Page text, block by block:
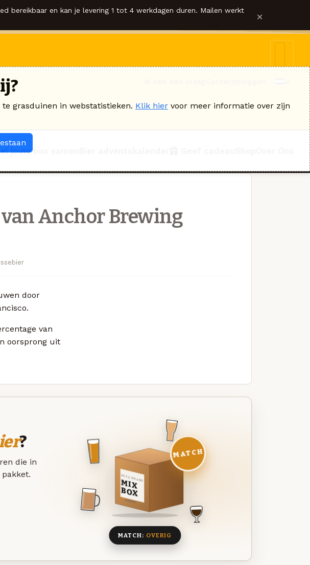
bereikbaar en kan je levering 1 tot 4 werkdagen duren. Mailen werkt ×
jouw box samen
van Anchor Brewing
door
van
oorsprong uit
?
die in
DEZE MAAND
MIX
BOX
8 BIEREN
MATCH
MATCH: OVERIG
grasduinen in webstatistieken. Klik hier voor meer informatie over zijn